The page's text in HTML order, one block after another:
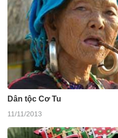
Dân tộc Cơ Tu
11/11/2013